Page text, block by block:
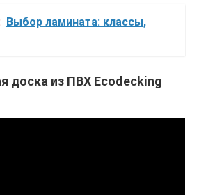
Выбор ламината: классы,
доска из ПВХ Ecodecking